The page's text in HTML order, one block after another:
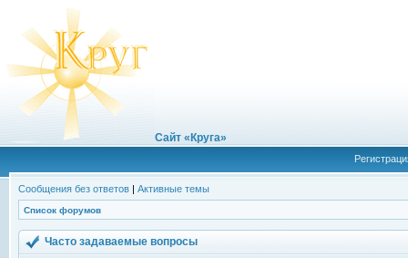
Сайт «Круга»
Сообщения без ответов | Активные темы
Список форумов
Часто задаваемые вопросы